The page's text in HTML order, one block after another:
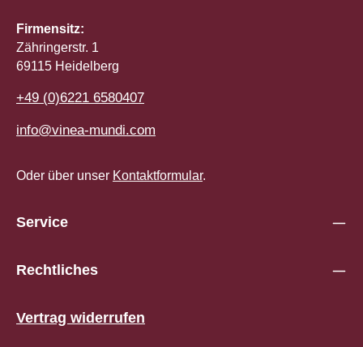
Firmensitz:
Zähringerstr. 1
69115 Heidelberg
+49 (0)6221 6580407
info@vinea-mundi.com
Oder über unser Kontaktformular.
Service
Rechtliches
Vertrag widerrufen